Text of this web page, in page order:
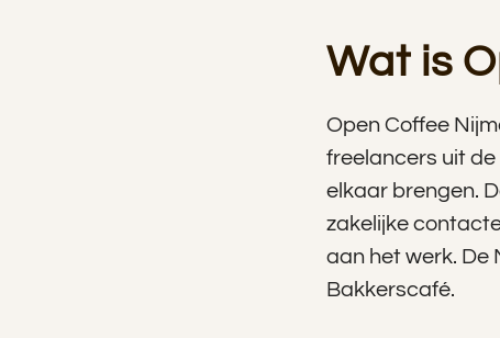
Wat is
Open Coffee
freelancers uit de
elkaar brengen.
zakelijke
aan het werk. De
Bakkerscafé.